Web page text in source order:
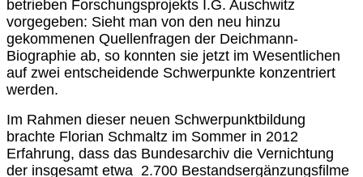
betrieben Forschungsprojekts I.G. Auschwitz
vorgegeben: Sieht man von den neu hinzu
gekommenen Quellenfragen der Deichmann-
Biographie ab, so konnten sie jetzt im Wesentlichen
auf zwei entscheidende Schwerpunkte konzentriert
werden.
Im Rahmen dieser neuen Schwerpunktbildung
brachte Florian Schmaltz im Sommer in 2012
Erfahrung, dass das Bundesarchiv die Vernichtung
der insgesamt etwa 2.700 Bestandsergänzungsfilme